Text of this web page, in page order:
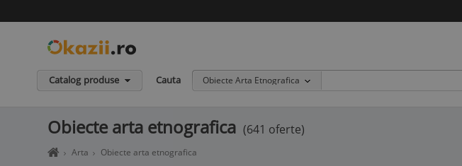
Catalog produse Cauta Obiecte Arta Etnografica
Obiecte arta etnografica (641 oferte)
Home
Arta Obiecte arta etnografica